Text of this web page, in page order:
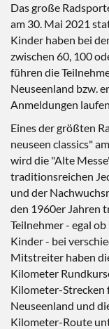
Das große
am 30. Mai 2021
Kinder haben bei
zwischen 60, 100
führen die
Neuseenland bzw.
Anmeldungen
Eines der größten
neuseen classics"
wird die "Alte
traditionsreichen
und der
den 1960er Jahren
Teilnehmer - egal
Kinder - bei
Mitstreiter haben
Kilometer
Kilometer-Strecken
Neuseenland und
Kilometer-Route